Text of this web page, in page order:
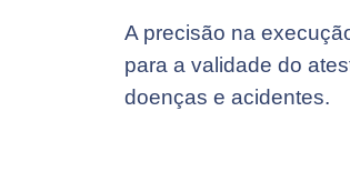
A precisão na
para a validade do
doenças e acidentes.